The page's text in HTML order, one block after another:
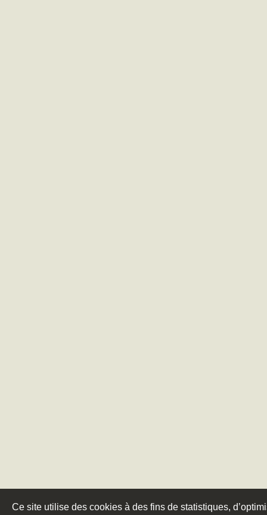
Ce site utilise des cookies à des fins de statistiques,